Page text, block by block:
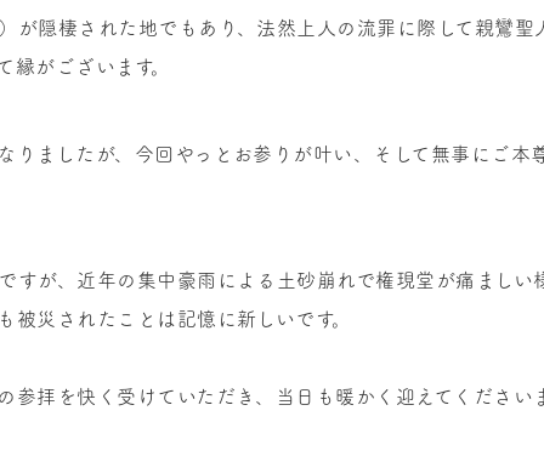
が隠棲された地でもあり、法然上人の流罪に際して親鸞
縁がございます。
りましたが、今回やっとお参りが叶い、そして無事にご本
すが、近年の集中豪雨による土砂崩れで権現堂が痛ましい
被災されたことは記憶に新しいです。
参拝を快く受けていただき、当日も暖かく迎えてください